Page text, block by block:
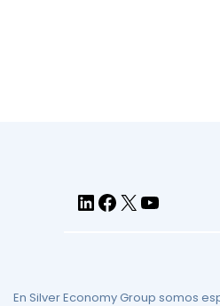
En Silver Economy Group somos